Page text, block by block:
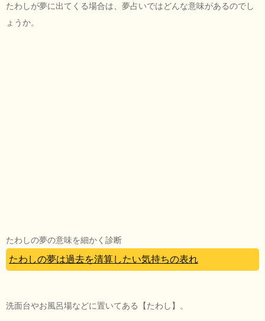
たわしが夢に出てくる場合は、夢占いではどんな意味があるのでし
ょうか。
たわしの夢の意味を細かく診断
たわしの夢は過去を清算したい気持ちの表れ
洗面台やお風呂場などに置いてある【たわし】。